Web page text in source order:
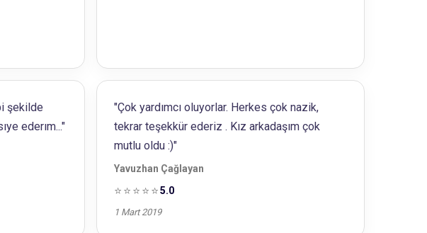
şekilde
ederım..."
"Çok yardımcı oluyorlar. Herkes çok nazik,
tekrar teşekkür ederiz . Kız arkadaşım çok
mutlu oldu :)"
Yavuzhan Çağlayan
⭐⭐⭐⭐⭐5.0
1 Mart 2019